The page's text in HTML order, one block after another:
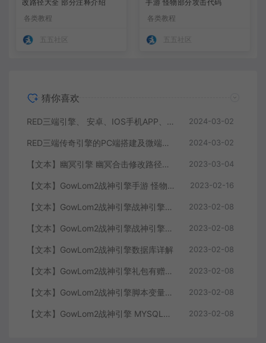
改路径大全 部分注释介绍
各类教程
五五社区
手游 怪物部分攻击代码
各类教程
五五社区
猜你喜欢
RED三端引擎、 安卓、IOS手机APP、列表修改、及微端的搭建方法-特约制作 2024-03-02
RED三端传奇引擎的PC端搭建及微端服务器搭建教程 2024-03-02
【文本】幽冥引擎 幽冥合击修改路径大全 部分注释介绍 2023-03-04
【文本】GowLom2战神引擎手游 怪物部分攻击代码 2023-02-16
【文本】GowLom2战神引擎战神引擎复古传奇 玩家属性 2023-02-08
【文本】GowLom2战神引擎战神引擎DB表mir库 详细介绍 2023-02-08
【文本】GowLom2战神引擎数据库详解 2023-02-08
【文本】GowLom2战神引擎礼包有赠字修改掉 可以丢弃 2023-02-08
【文本】GowLom2战神引擎脚本变量大全 2023-02-08
【文本】GowLom2战神引擎 MYSQL安装时出现问题（The service already exists） 2023-02-08